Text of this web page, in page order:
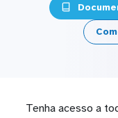
Tenha acesso a